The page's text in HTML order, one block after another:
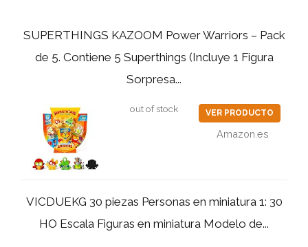
SUPERTHINGS KAZOOM Power Warriors – Pack
de 5. Contiene 5 Superthings (Incluye 1 Figura
Sorpresa...
out of stock VER PRODUCTO
Amazon.es
VICDUEKG 30 piezas Personas en miniatura 1: 30
HO Escala Figuras en miniatura Modelo de...